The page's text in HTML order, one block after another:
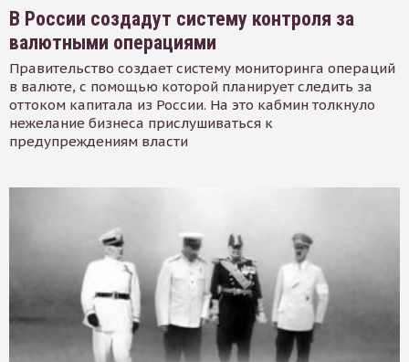
В России создадут систему контроля за
валютными операциями
Правительство создает систему мониторинга операций
в валюте, с помощью которой планирует следить за
оттоком капитала из России. На это кабмин толкнуло
нежелание бизнеса прислушиваться к
предупреждениям власти